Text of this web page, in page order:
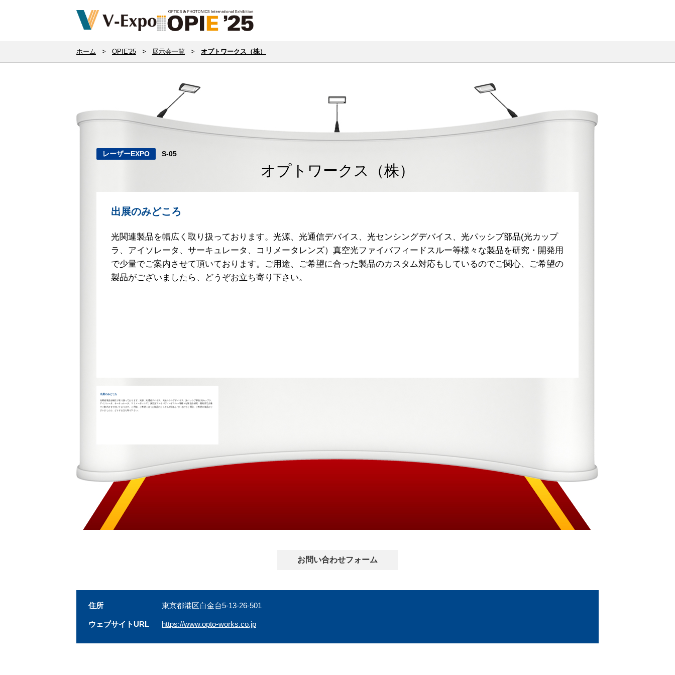
ホーム > OPIE'25 > 展示会一覧 > オプトワークス（株）
レーザーEXPO S-05
オプトワークス（株）
出展のみどころ
光関連製品を幅広く取り扱っております。光源、光通信デバイス、光センシングデバイス、光パッシブ部品(光カップ
ラ、アイソレータ、サーキュレータ、コリメータレンズ）真空光ファイバフィードスルー等様々な製品を研究・開発用
で少量でご案内させて頂いております。ご用途、ご希望に合った製品のカスタム対応もしているのでご関心、ご希望の
製品がございましたら、どうぞお立ち寄り下さい。
出展のみどころ
光関連製品を幅広く取り扱っております。光源、光通信デバイス、光センシングデバイス、光パッシブ部品(光カップラ、
アイソレータ、サーキュレータ、コリメータレンズ）真空光ファイバフィードスルー等様々な製品を研究・開発用で少量
でご案内させて頂いております。ご用途、ご希望に合った製品のカスタム対応もしているのでご関心、ご希望の製品がご
ざいましたら、どうぞお立ち寄り下さい。
お問い合わせフォーム
住所 東京都港区白金台5-13-26-501
ウェブサイトURL https://www.opto-works.co.jp